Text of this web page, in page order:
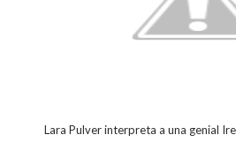
Lara Pulver interpreta a una genial